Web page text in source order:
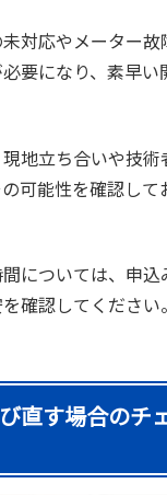
対応やメーター故
要になり、素早い
地立ち合いや技
可能性を確認して
については、申込
確認してください。
直す場合のチ